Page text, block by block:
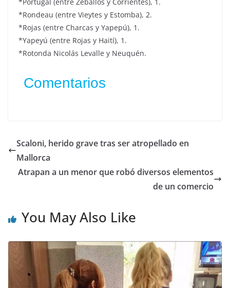
*Rondeau (entre Vieytes y Estomba), 2.
*Rojas (entre Charcas y Yapepú), 1.
*Yapeyú (entre Rojas y Haití), 1.
*Rotonda Nicolás Levalle y Neuquén.
Comentarios
Scaloni, herido grave tras ser atropellado en
Mallorca
Atrapan a un menor que robó diversos elementos
de un comercio
You May Also Like